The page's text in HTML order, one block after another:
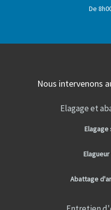
De
Nous intervenons
Elagage et
Elagage
Abattage